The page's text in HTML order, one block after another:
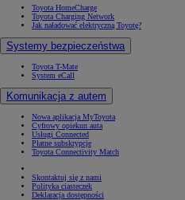
Toyota HomeCharge
Toyota Charging Network
Jak naładować elektryczną Toyotę?
Systemy bezpieczeństwa
Toyota T-Mate
System eCall
Komunikacja z autem
Nowa aplikacja MyToyota
Cyfrowy opiekun auta
Usługi Connected
Płatne subskrypcje
Toyota Connectivity Match
Skontaktuj się z nami
Polityka ciasteczek
Deklaracja dostępności